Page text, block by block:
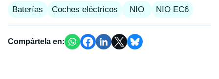
Baterías Coches eléctricos NIO NIO EC6
Compártela en: